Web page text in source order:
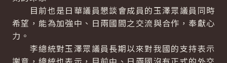
目前也是日華議員懇談會成員的玉澤眾議員同時
希望，能為加強中、日兩國間之交流與合作，奉獻心
力。
李總統對玉澤眾議員長期以來對我國的支持表示